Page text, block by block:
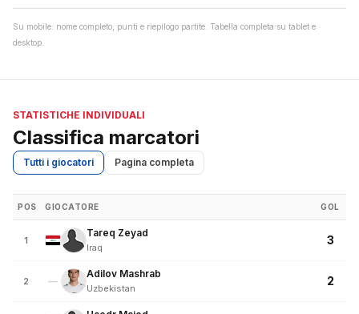
Su mobile: nome completo, punti e riepilogo partite. Tabella completa su tablet e
desktop.
STATISTICHE INDIVIDUALI
Classifica marcatori
Tutti i giocatori Pagina completa
POS GIOCATORE GOL
1
Tareq Zeyad
Iraq
3
2 —
Adilov Mashrab
Uzbekistan
2